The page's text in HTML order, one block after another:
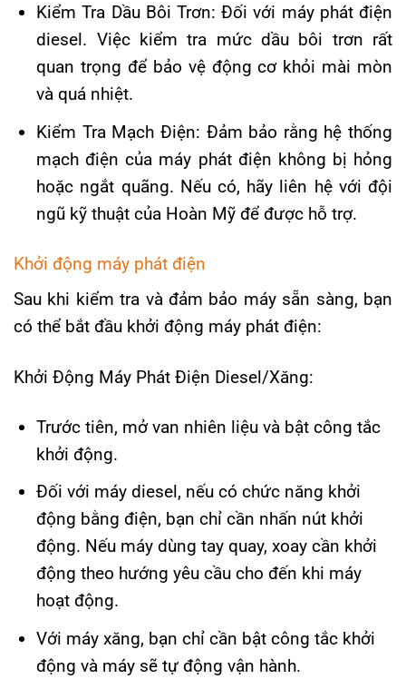
Kiểm Tra Dầu Bôi Trơn: Đối với máy phát điện
diesel. Việc kiểm tra mức dầu bôi trơn rất
quan trọng để bảo vệ động cơ khỏi mài mòn
và quá nhiệt.
Kiểm Tra Mạch Điện: Đảm bảo rằng hệ thống
mạch điện của máy phát điện không bị hỏng
hoặc ngắt quãng. Nếu có, hãy liên hệ với đội
ngũ kỹ thuật của Hoàn Mỹ để được hỗ trợ.
Khởi động máy phát điện
Sau khi kiểm tra và đảm bảo máy sẵn sàng, bạn
có thể bắt đầu khởi động máy phát điện:
Khởi Động Máy Phát Điện Diesel/Xăng:
Trước tiên, mở van nhiên liệu và bật công tắc
khởi động.
Đối với máy diesel, nếu có chức năng khởi
động bằng điện, bạn chỉ cần nhấn nút khởi
động. Nếu máy dùng tay quay, xoay cần khởi
động theo hướng yêu cầu cho đến khi máy
hoạt động.
Với máy xăng, bạn chỉ cần bật công tắc khởi
động và máy sẽ tự động vận hành.